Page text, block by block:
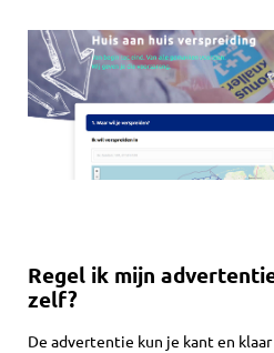
Regel ik mijn
zelf?
De advertentie kun je kant en